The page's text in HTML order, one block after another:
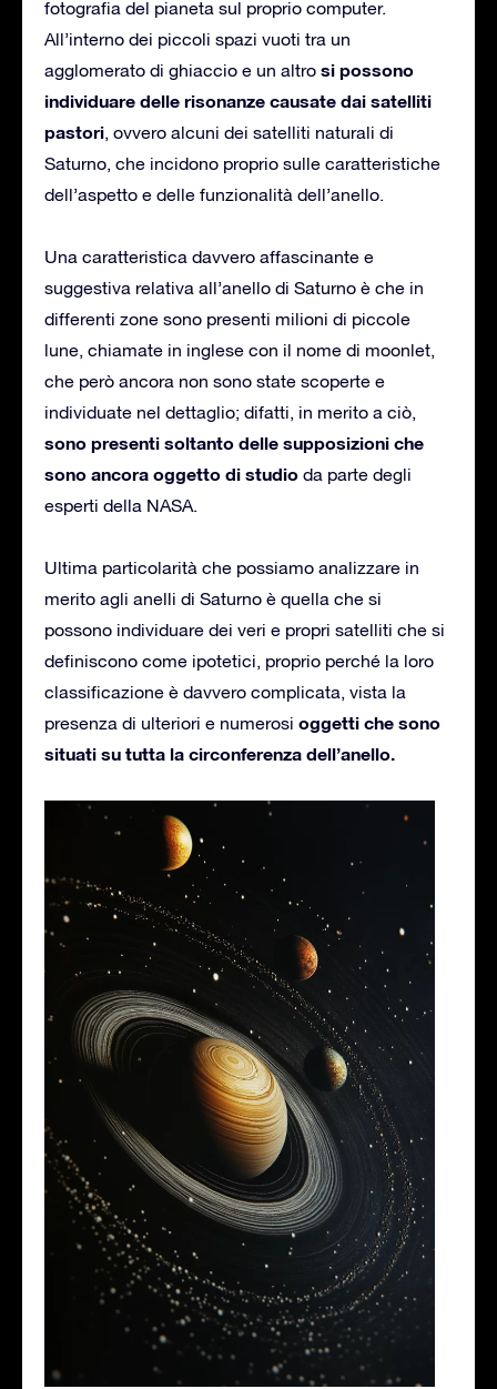
fotografia del pianeta sul proprio computer.
All’interno dei piccoli spazi vuoti tra un
agglomerato di ghiaccio e un altro si possono
individuare delle risonanze causate dai satelliti
pastori, ovvero alcuni dei satelliti naturali di
Saturno, che incidono proprio sulle caratteristiche
dell’aspetto e delle funzionalità dell’anello.
Una caratteristica davvero affascinante e
suggestiva relativa all’anello di Saturno è che in
differenti zone sono presenti milioni di piccole
lune, chiamate in inglese con il nome di moonlet,
che però ancora non sono state scoperte e
individuate nel dettaglio; difatti, in merito a ciò,
sono presenti soltanto delle supposizioni che
sono ancora oggetto di studio da parte degli
esperti della NASA.
Ultima particolarità che possiamo analizzare in
merito agli anelli di Saturno è quella che si
possono individuare dei veri e propri satelliti che si
definiscono come ipotetici, proprio perché la loro
classificazione è davvero complicata, vista la
presenza di ulteriori e numerosi oggetti che sono
situati su tutta la circonferenza dell’anello.